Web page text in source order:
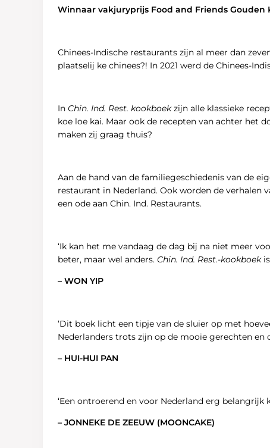
Winnaar vakjuryprijs Food and Friends Gouden
Chinees-Indische restaurants zĳn al meer dan
plaatselĳ ke chinees?! In 2021 werd de Chinees-
In Chin. Ind. Rest. kookboekzĳn alle klassieke
koe loe kai. Maar ook de recepten van achter het
maken zĳ graag thuis?
Aan de hand van de familiegeschiedenis van de
restaurant in Nederland. Ook worden de verhalen
een ode aan Chin. Ind. Restaurants.
‘Ik kan het me vandaag de dag bĳ na niet meer
beter, maar wel anders. Chin. Ind. Rest.-kookboek
– WON YIP
‘Dit boek licht een tipje van de sluier op met
Nederlanders trots zĳn op de mooie gerechten en
– HUI-HUI PAN
‘Een ontroerend en voor Nederland erg
– JONNEKE DE ZEEUW (MOONCAKE)